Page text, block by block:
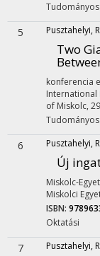
Tudományos
5 Pusztahelyi,
Two
konferencia
International
of Miskolc,
Tudományos
6 Pusztahelyi,
Új
Miskolc-
Miskolci
ISBN:
Oktatási
7 Pusztahelyi,